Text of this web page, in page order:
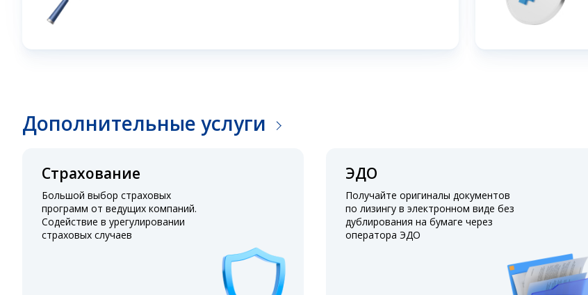
Дополнительные услуги
Страхование
Большой выбор страховых
программ от ведущих компаний.
Содействие в урегулировании
страховых случаев
ЭДО
Получайте оригиналы документов
по лизингу в электронном виде без
дублирования на бумаге через
оператора ЭДО